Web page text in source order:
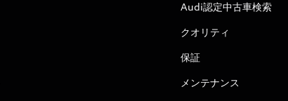
Audi認定中古車検索
クオリティ
保証
メンテナンス